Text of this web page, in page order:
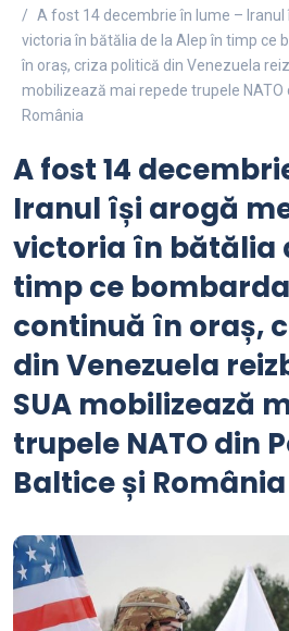
A fost 14 decembrie în lume –
victoria în bătălia de la Alep în timp ce
în oraș, criza politică din Venezuela
mobilizează mai repede trupele NATO
România
A fost 14
Iranul își arogă
victoria în bătălia
timp ce
continuă în oraș,
din Venezuela
SUA mobilizează
trupele NATO din
Baltice și România